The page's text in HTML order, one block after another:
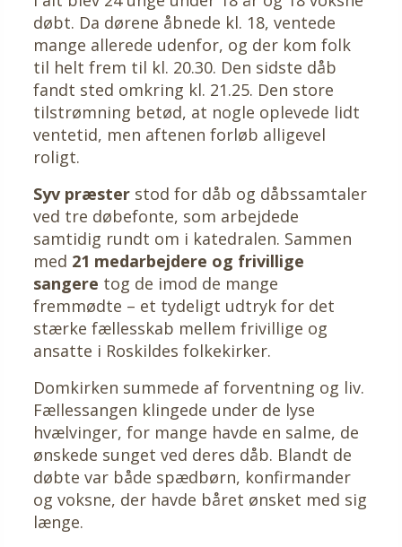
døbt. Da dørene åbnede kl. 18, ventede
mange allerede udenfor, og der kom folk
til helt frem til kl. 20.30. Den sidste dåb
fandt sted omkring kl. 21.25. Den store
tilstrømning betød, at nogle oplevede lidt
ventetid, men aftenen forløb alligevel
roligt.
Syv præster stod for dåb og dåbssamtaler
ved tre døbefonte, som arbejdede
samtidig rundt om i katedralen. Sammen
med 21 medarbejdere og frivillige
sangere tog de imod de mange
fremmødte – et tydeligt udtryk for det
stærke fællesskab mellem frivillige og
ansatte i Roskildes folkekirker.
Domkirken summede af forventning og liv.
Fællessangen klingede under de lyse
hvælvinger, for mange havde en salme, de
ønskede sunget ved deres dåb. Blandt de
døbte var både spædbørn, konfirmander
og voksne, der havde båret ønsket med sig
længe.